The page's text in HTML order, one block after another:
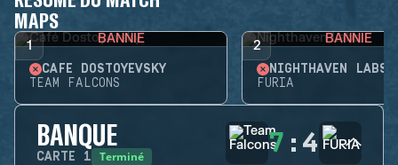
MAPS
1 BANNIE
CAFÉ DOSTOYEVSKY
TEAM FALCONS
2 BANNIE
NIGHTHAVEN LABS
FURIA
BANQUE
CARTE 1 Terminé 7 : 4